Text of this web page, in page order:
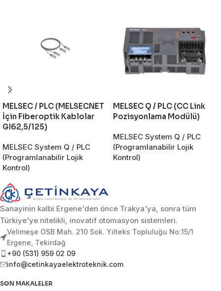
MELSEC / PLC (MELSECNET
İçin Fiberoptik Kablolar
GI62,5/125)
MELSEC System Q / PLC
(Programlanabilir Lojik
Kontrol)
MELSEC Q / PLC (CC Link
Pozisyonlama Modülü)
MELSEC System Q / PLC
(Programlanabilir Lojik
Kontrol)
Sanayinin kalbi Ergene'den önce Trakya'ya, sonra tüm
Türkiye'ye nitelikli, inovatif otomasyon sistemleri.
Velimeşe OSB Mah. 210 Sok. Yılteks Topluluğu No:15/1
Ergene, Tekirdağ
+90 (531) 959 02 09
info@cetinkayaelektroteknik.com
SON MAKALELER